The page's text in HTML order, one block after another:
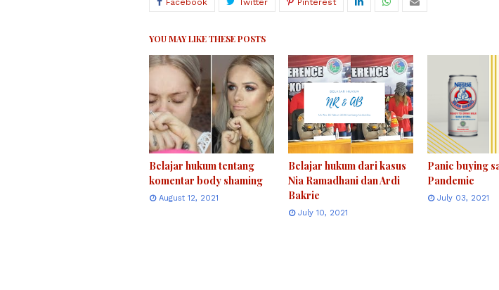
YOU MAY LIKE THESE POSTS
Belajar hukum tentang
komentar body shaming
August 12, 2021
Belajar hukum dari kasus
Nia Ramadhani dan Ardi
Bakrie
July 10, 2021
Panic buying
Pandemic
July 03, 2021